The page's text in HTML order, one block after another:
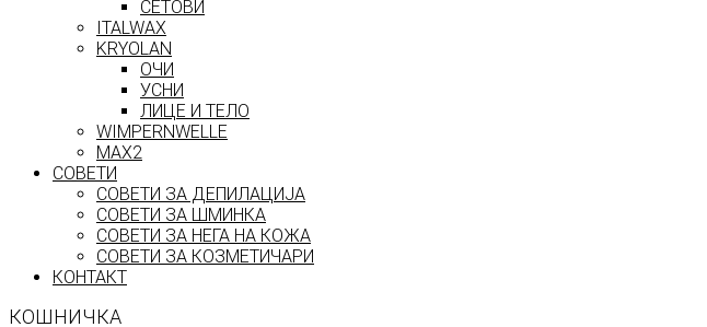
СЕТОВИ
ITALWAX
KRYOLAN
ОЧИ
УСНИ
ЛИЦЕ И ТЕЛО
WIMPERNWELLE
MAX2
СОВЕТИ
СОВЕТИ ЗА ДЕПИЛАЦИЈА
СОВЕТИ ЗА ШМИНКА
СОВЕТИ ЗА НЕГА НА КОЖА
СОВЕТИ ЗА КОЗМЕТИЧАРИ
КОНТАКТ
КОШНИЧКА